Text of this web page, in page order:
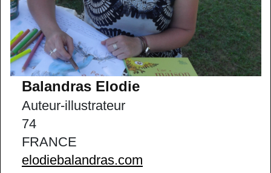
Balandras Elodie
Auteur-illustrateur
74
FRANCE
elodiebalandras.com